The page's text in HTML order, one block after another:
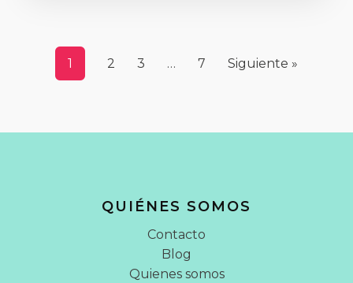
1 2 3 … 7 Siguiente »
QUIÉNES SOMOS
Contacto
Blog
Quienes somos